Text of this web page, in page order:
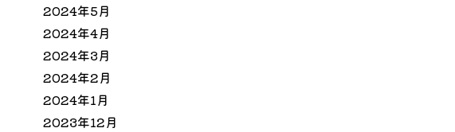
2024年5月
2024年4月
2024年3月
2024年2月
2024年1月
2023年12月